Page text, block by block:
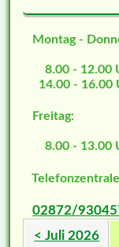
Montag -
8.00 - 12.00
14.00 - 16.00
Freitag:
8.00 - 13.00
02872/
< Juli 2026